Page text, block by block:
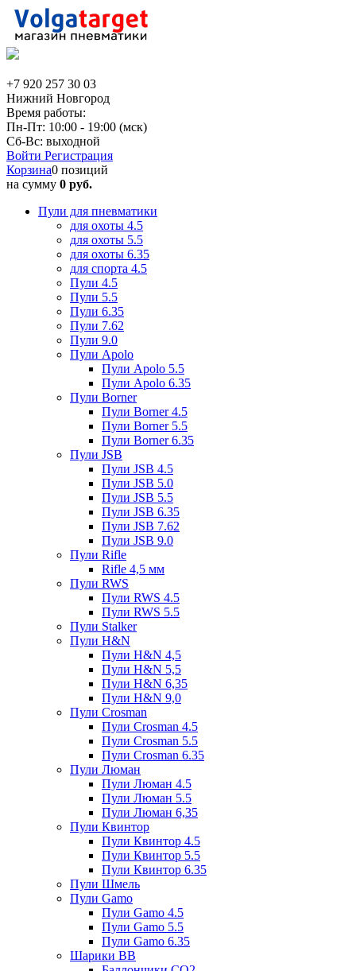
+7 920 257 30 03
Нижний Новгород
Время работы:
Пн-Пт: 10:00 - 19:00 (мск)
Сб-Вс: выходной
Войти Регистрация
Корзина0 позиций
на сумму 0 руб.
Пули для пневматики
для охоты 4.5
для охоты 5.5
для охоты 6.35
для спорта 4.5
Пули 4.5
Пули 5.5
Пули 6.35
Пули 7.62
Пули 9.0
Пули Apolo
Пули Apolo 5.5
Пули Apolo 6.35
Пули Borner
Пули Borner 4.5
Пули Borner 5.5
Пули Borner 6.35
Пули JSB
Пули JSB 4.5
Пули JSB 5.0
Пули JSB 5.5
Пули JSB 6.35
Пули JSB 7.62
Пули JSB 9.0
Пули Rifle
Rifle 4,5 мм
Пули RWS
Пули RWS 4.5
Пули RWS 5.5
Пули Stalker
Пули H&N
Пули H&N 4,5
Пули H&N 5,5
Пули H&N 6,35
Пули H&N 9,0
Пули Crosman
Пули Crosman 4.5
Пули Crosman 5.5
Пули Crosman 6.35
Пули Люман
Пули Люман 4.5
Пули Люман 5.5
Пули Люман 6,35
Пули Квинтор
Пули Квинтор 4.5
Пули Квинтор 5.5
Пули Квинтор 6.35
Пули Шмель
Пули Gamo
Пули Gamo 4.5
Пули Gamo 5.5
Пули Gamo 6.35
Шарики BB